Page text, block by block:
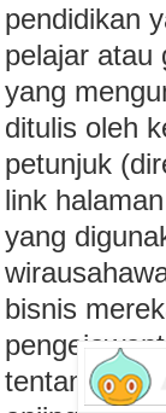
pendidikan
pelajar atau
yang
ditulis oleh
petunjuk
link
yang
bisnis
tentang